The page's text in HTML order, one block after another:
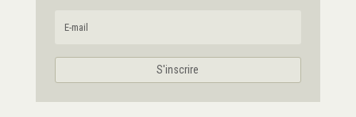
S'inscrire